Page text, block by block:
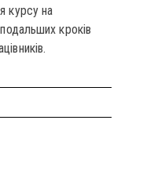
курсу на
кроків